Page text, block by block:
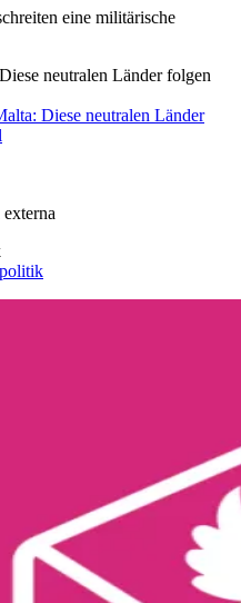
neutralen Länder folgen
Diese neutralen Länder